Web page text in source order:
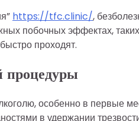
https://tfc.clinic/,
побочных эффектах,
проходят.
процедуры
особенно в первые
в удержании